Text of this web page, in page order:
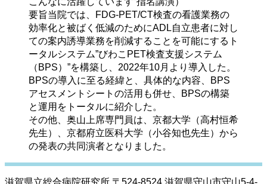
要旨当院では、FDG-PET/CT検査の看護業務の
効率化と被ばく低減のためにADL自立患者に対し
ての案内誘導業務を削減することを可能にするト
ータルシステム”びわこPET検査支援システム
（BPS）”を構築し、2022年10月より導入した。
BPSの導入に至る経緯と、具体的な内容、BPS
アセスメントシートの活用も併せ、BPSの構築
と運用をトータルに紹介した。
その他、奥山上席専門員は、京都大学（高村恒希
先生）、京都府立医科大学（小谷知也先生）から
の発表の共同演者となりました。